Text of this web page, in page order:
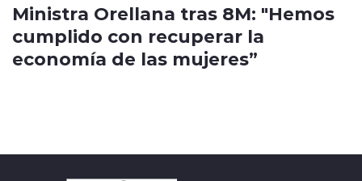
Ministra Orellana tras 8M: "Hemos
cumplido con recuperar la
economía de las mujeres”